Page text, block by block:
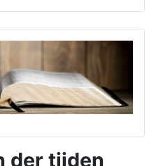
der tijden